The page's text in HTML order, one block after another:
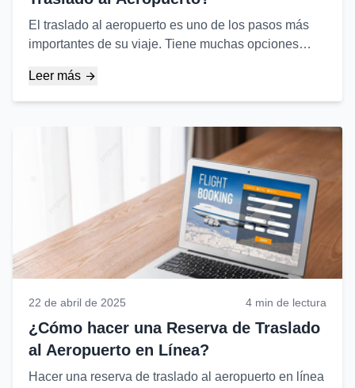
El traslado al aeropuerto es uno de los pasos más
importantes de su viaje. Tiene muchas opciones
el aeropuerto y su destino después de que aterrice
su avión o antes de que despegue.
Leer más
22 de abril de 2025 4 min de lectura
¿Cómo hacer una Reserva de Traslado
al Aeropuerto en Línea?
Hacer una reserva de traslado al aeropuerto en línea